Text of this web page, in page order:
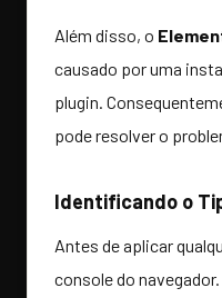
Além disso, o
causado por uma
plugin.
pode resolver o
Identificando o
Antes de aplicar
console do